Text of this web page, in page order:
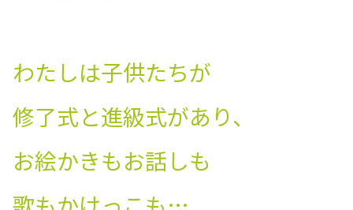
わたしは子供たちが
修了式と進級式があり、
お絵かきもお話しも